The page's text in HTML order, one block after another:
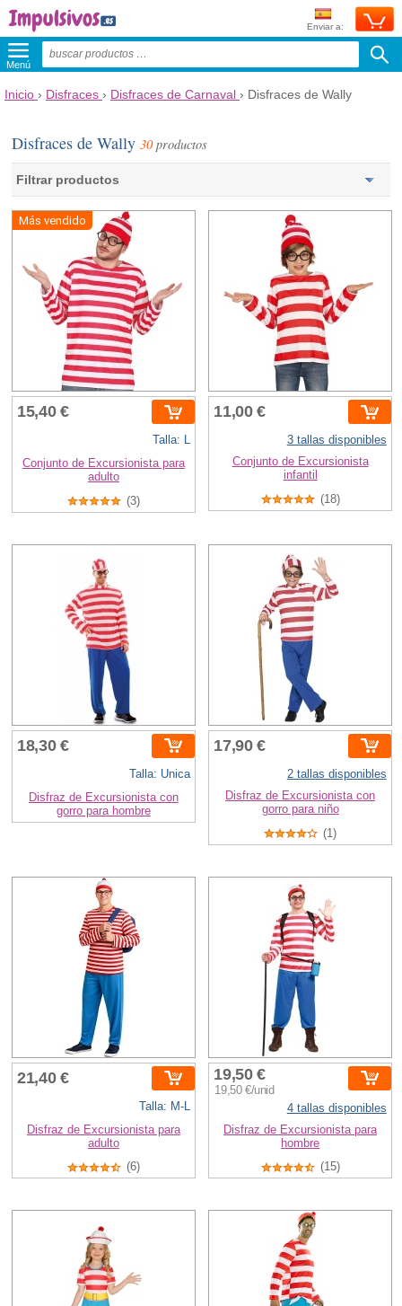
Enviar a:
Menú
Inicio › Disfraces › Disfraces de Carnaval › Disfraces de Wally
Disfraces de Wally30productos
Filtrar productos
Más vendido
15,40 €
Talla: L
Conjunto de Excursionista para
adulto
(3)
11,00 €
3 tallas disponibles
Conjunto de Excursionista
infantil
(18)
18,30 €
Talla: Unica
Disfraz de Excursionista con
gorro para hombre
17,90 €
2 tallas disponibles
Disfraz de Excursionista con
gorro para niño
(1)
21,40 €
Talla: M-L
Disfraz de Excursionista para
adulto
(6)
19,50 €
19,50 €/unid
4 tallas disponibles
Disfraz de Excursionista para
hombre
(15)